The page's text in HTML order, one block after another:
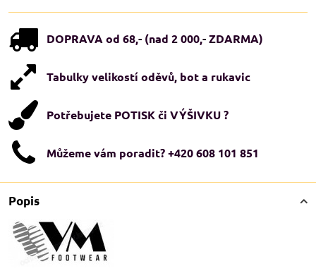
DOPRAVA od 68,- (nad 2 000,- ZDARMA)
Tabulky velikostí oděvů, bot a rukavic
Potřebujete POTISK či VÝŠIVKU ?
Můžeme vám poradit? +420 608 101 851
Popis